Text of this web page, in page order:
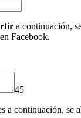
a continuación,
Facebook.
45
a continuación, se